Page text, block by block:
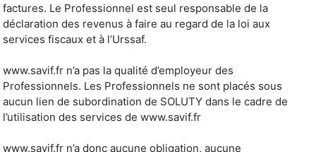
factures. Le Professionnel est seul responsable de la
déclaration des revenus à faire au regard de la loi aux
services fiscaux et à l’Urssaf.
www.savif.fr n’a pas la qualité d’employeur des
Professionnels. Les Professionnels ne sont placés sous
aucun lien de subordination de SOLUTY dans le cadre de
l’utilisation des services de www.savif.fr
www.savif.fr n’a donc aucune obligation, aucune